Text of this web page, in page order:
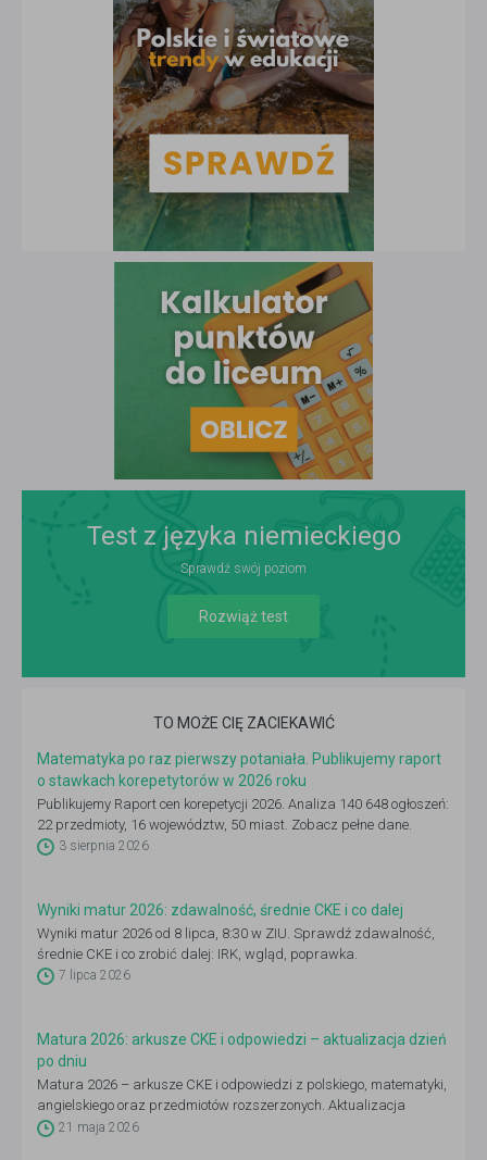
Test z języka niemieckiego
Sprawdź swój poziom
Rozwiąż test
TO MOŻE CIĘ ZACIEKAWIĆ
Matematyka po raz pierwszy potaniała. Publikujemy raport
o stawkach korepetytorów w 2026 roku
Publikujemy Raport cen korepetycji 2026. Analiza 140 648 ogłoszeń:
22 przedmioty, 16 województw, 50 miast. Zobacz pełne dane.
3 sierpnia 2026
Wyniki matur 2026: zdawalność, średnie CKE i co dalej
Wyniki matur 2026 od 8 lipca, 8:30 w ZIU. Sprawdź zdawalność,
średnie CKE i co zrobić dalej: IRK, wgląd, poprawka.
7 lipca 2026
Matura 2026: arkusze CKE i odpowiedzi – aktualizacja dzień
po dniu
Matura 2026 – arkusze CKE i odpowiedzi z polskiego, matematyki,
angielskiego oraz przedmiotów rozszerzonych. Aktualizacja
codziennie 4–21 maja po godz. 14:00.
21 maja 2026